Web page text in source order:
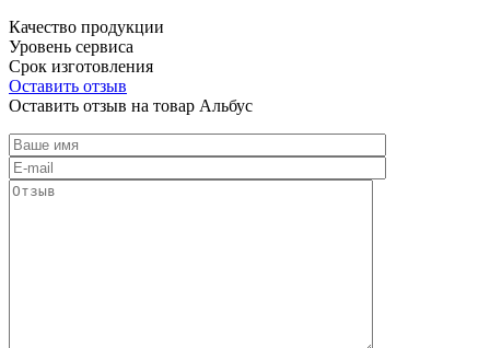
Качество продукции
Уровень сервиса
Срок изготовления
Оставить отзыв
Оставить отзыв на товар Альбус